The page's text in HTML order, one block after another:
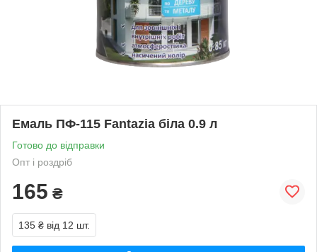
Емаль ПФ-115 Fantazia біла 0.9 л
Готово до відправки
Опт і роздріб
165 ₴
135 ₴ від 12 шт.